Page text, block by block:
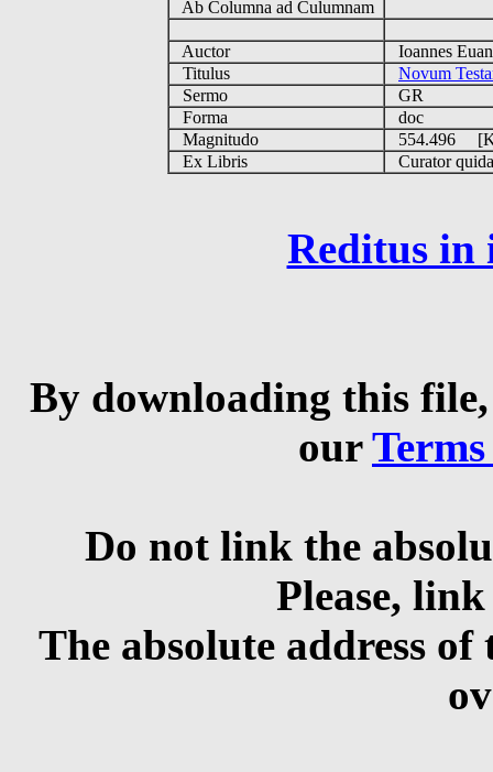
Ab Columna ad Culumnam
Auctor
Ioannes
Titulus
Novum
Sermo
GR
Forma
doc
Magnitudo
554.496
Ex Libris
Curator
Reditus in
By downloading this
our
Do not link the
Please,
The absolute address